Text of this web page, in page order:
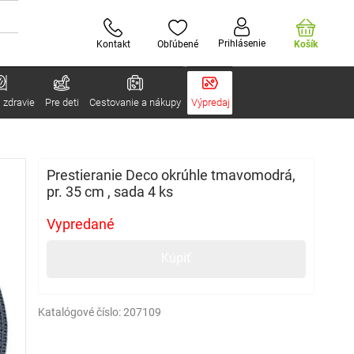
Kontakt Obľúbené Prihlásenie Košík
zdravie Pre deti Cestovanie a nákupy Výpredaj
Prestieranie Deco okrúhle tmavomodrá,
pr. 35 cm , sada 4 ks
Vypredané
Katalógové číslo:207109